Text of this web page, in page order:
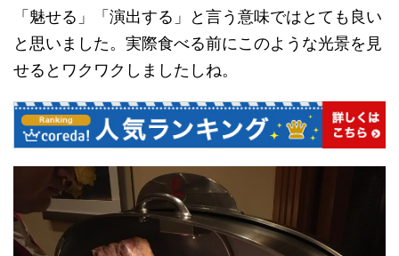
「魅せる」「演出する」と言う意味ではとても良い
と思いました。実際食べる前にこのような光景を見
せるとワクワクしましたしね。